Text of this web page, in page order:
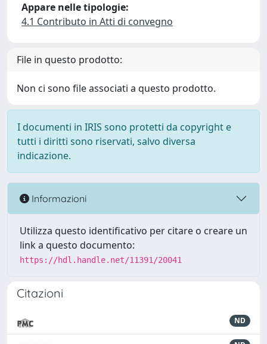
Appare nelle tipologie:
4.1 Contributo in Atti di convegno
File in questo prodotto:
Non ci sono file associati a questo prodotto.
I documenti in IRIS sono protetti da copyright e
tutti i diritti sono riservati, salvo diversa
indicazione.
Informazioni
Utilizza questo identificativo per citare o creare un
link a questo documento:
https://hdl.handle.net/11391/20041
Citazioni
ND